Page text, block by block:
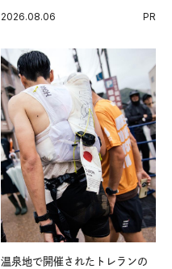
2026.08.06 PR
温泉地で開催されたトレランの